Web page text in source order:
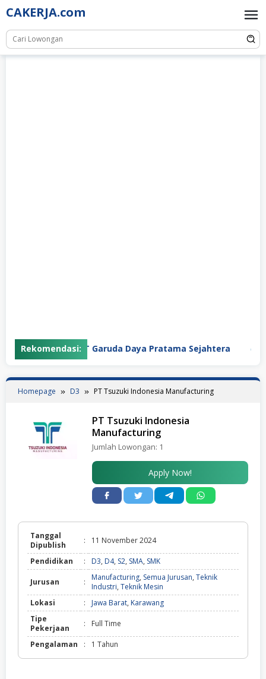
Skip
to
content
CAKERJA.com
Rekomendasi:PT Garuda Daya Pratama Sejahtera
Homepage D3 PT Tsuzuki Indonesia Manufacturing
PT Tsuzuki Indonesia
Manufacturing
Jumlah Lowongan: 1
Apply Now!
Tanggal
Dipublish
: 11 November 2024
Pendidikan : D3, D4, S2, SMA, SMK
Jurusan : Manufacturing, Semua Jurusan, Teknik
Industri, Teknik Mesin
Lokasi
: Jawa Barat, Karawang
Tipe
Pekerjaan
: Full Time
Pengalaman : 1 Tahun